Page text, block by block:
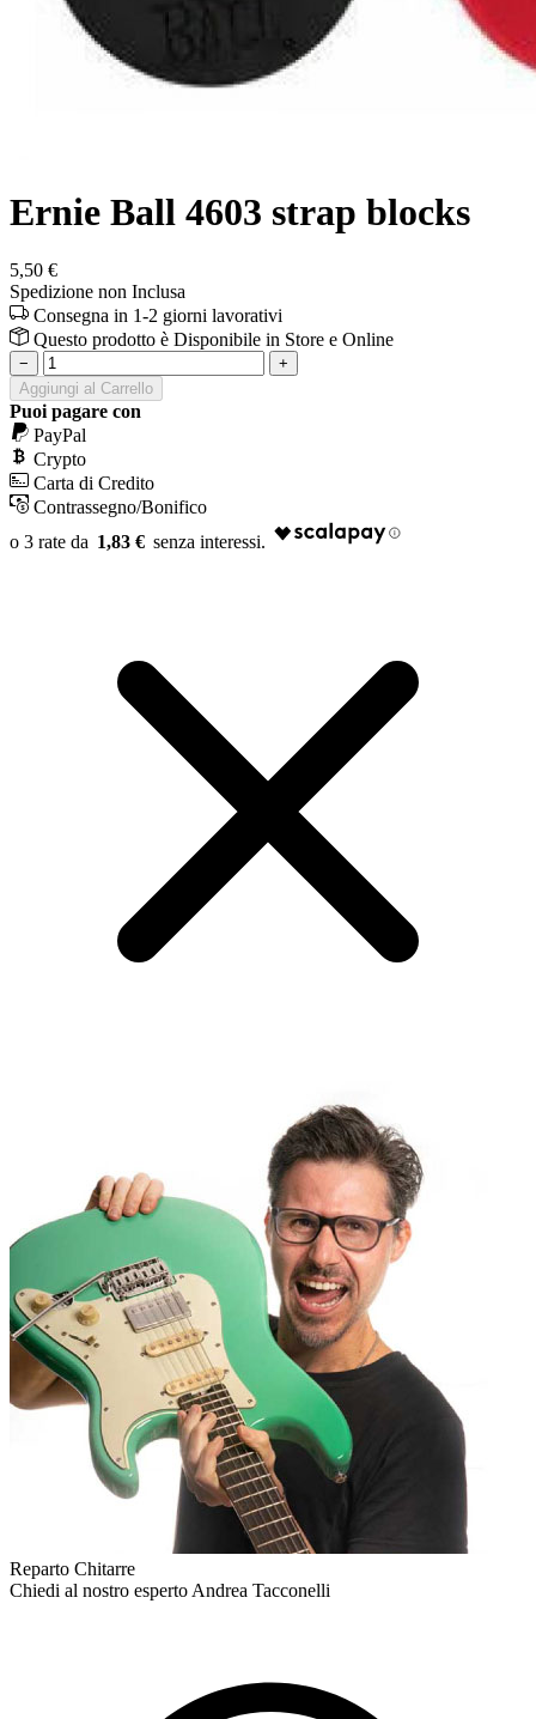
Ernie Ball 4603 strap blocks
5,50 €
Spedizione non Inclusa
Consegna in 1-2 giorni lavorativi
Questo prodotto è Disponibile in Store e Online
−
+
Aggiungi al Carrello
Puoi pagare con
PayPal
Crypto
Carta di Credito
Contrassegno/Bonifico
1,83 €
Reparto Chitarre
Chiedi al nostro espertoAndrea Tacconelli